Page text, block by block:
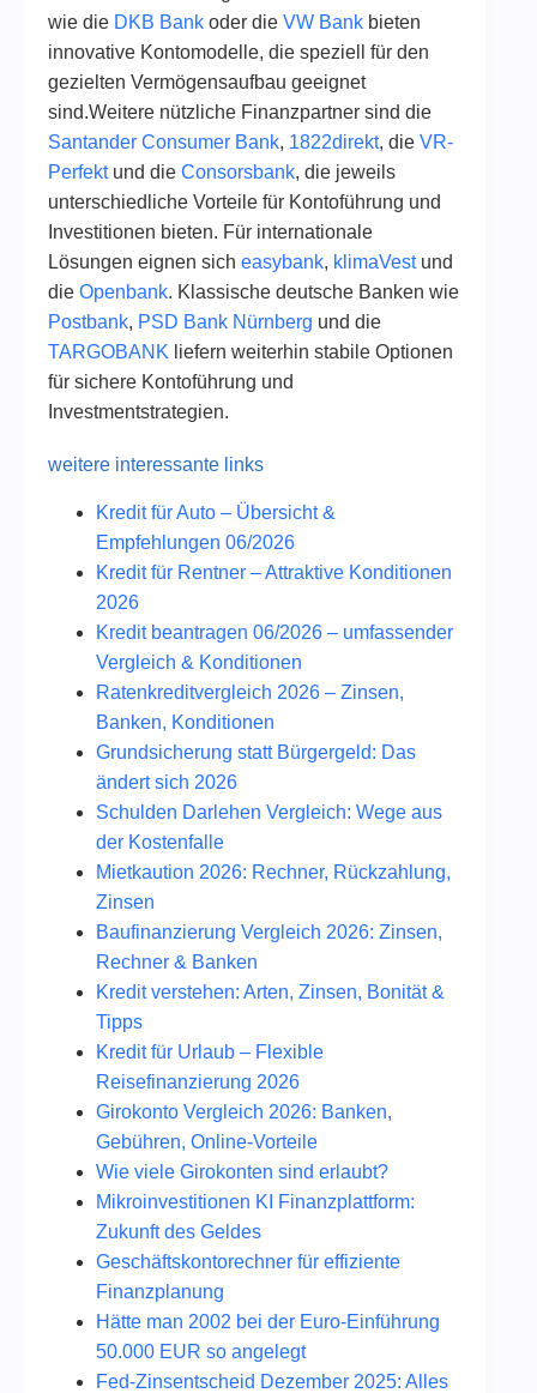
wie die DKB Bank oder die VW Bank bieten
innovative Kontomodelle, die speziell für den
gezielten Vermögensaufbau geeignet
sind.Weitere nützliche Finanzpartner sind die
Santander Consumer Bank, 1822direkt, die VR-
Perfektund die Consorsbank, die jeweils
unterschiedliche Vorteile für Kontoführung und
Investitionen bieten. Für internationale
Lösungen eignen sich easybank, klimaVestund
die Openbank. Klassische deutsche Banken wie
Postbank, PSD Bank Nürnberg und die
TARGOBANK liefern weiterhin stabile Optionen
für sichere Kontoführung und
Investmentstrategien.
weitere interessante links
Kredit für Auto – Übersicht &
Empfehlungen 06/2026
Kredit für Rentner – Attraktive Konditionen
2026
Kredit beantragen 06/2026 – umfassender
Vergleich & Konditionen
Ratenkreditvergleich 2026 – Zinsen,
Banken, Konditionen
Grundsicherung statt Bürgergeld: Das
ändert sich 2026
Schulden Darlehen Vergleich: Wege aus
der Kostenfalle
Mietkaution 2026: Rechner, Rückzahlung,
Zinsen
Baufinanzierung Vergleich 2026: Zinsen,
Rechner & Banken
Kredit verstehen: Arten, Zinsen, Bonität &
Tipps
Kredit für Urlaub – Flexible
Reisefinanzierung 2026
Girokonto Vergleich 2026: Banken,
Gebühren, Online-Vorteile
Wie viele Girokonten sind erlaubt?
Mikroinvestitionen KI Finanzplattform:
Zukunft des Geldes
Geschäftskontorechner für effiziente
Finanzplanung
Hätte man 2002 bei der Euro-Einführung
50.000 EUR so angelegt
Fed‑Zinsentscheid Dezember 2025: Alles